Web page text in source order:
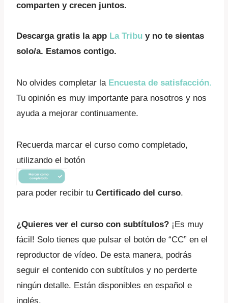
comparten y crecen juntos.
Descarga gratis la app La Tribu y no te sientas
solo/a. Estamos contigo.
No olvides completar la Encuesta de satisfacción.
Tu opinión es muy importante para nosotros y nos
ayuda a mejorar continuamente.
Recuerda marcar el curso como completado,
utilizando el botón
para poder recibir tu Certificado del curso.
¿Quieres ver el curso con subtítulos? ¡Es muy
fácil! Solo tienes que pulsar el botón de “CC” en el
reproductor de vídeo. De esta manera, podrás
seguir el contenido con subtítulos y no perderte
ningún detalle. Están disponibles en español e
inglés.